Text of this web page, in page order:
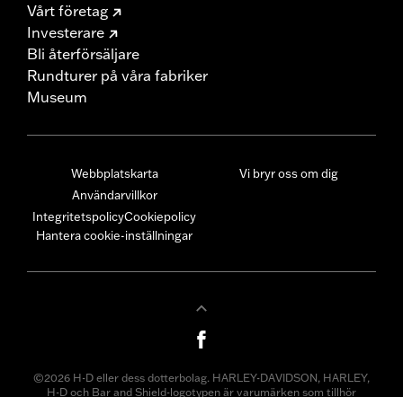
Vårt företag
Investerare
Bli återförsäljare
Rundturer på våra fabriker
Museum
Webbplatskarta
Användarvillkor
IntegritetspolicyCookiepolicy
Hantera cookie-inställningar
Vi bryr oss om dig
©2026 H-D eller dess dotterbolag. HARLEY-DAVIDSON, HARLEY,
H-D och Bar and Shield-logotypen är varumärken som tillhör